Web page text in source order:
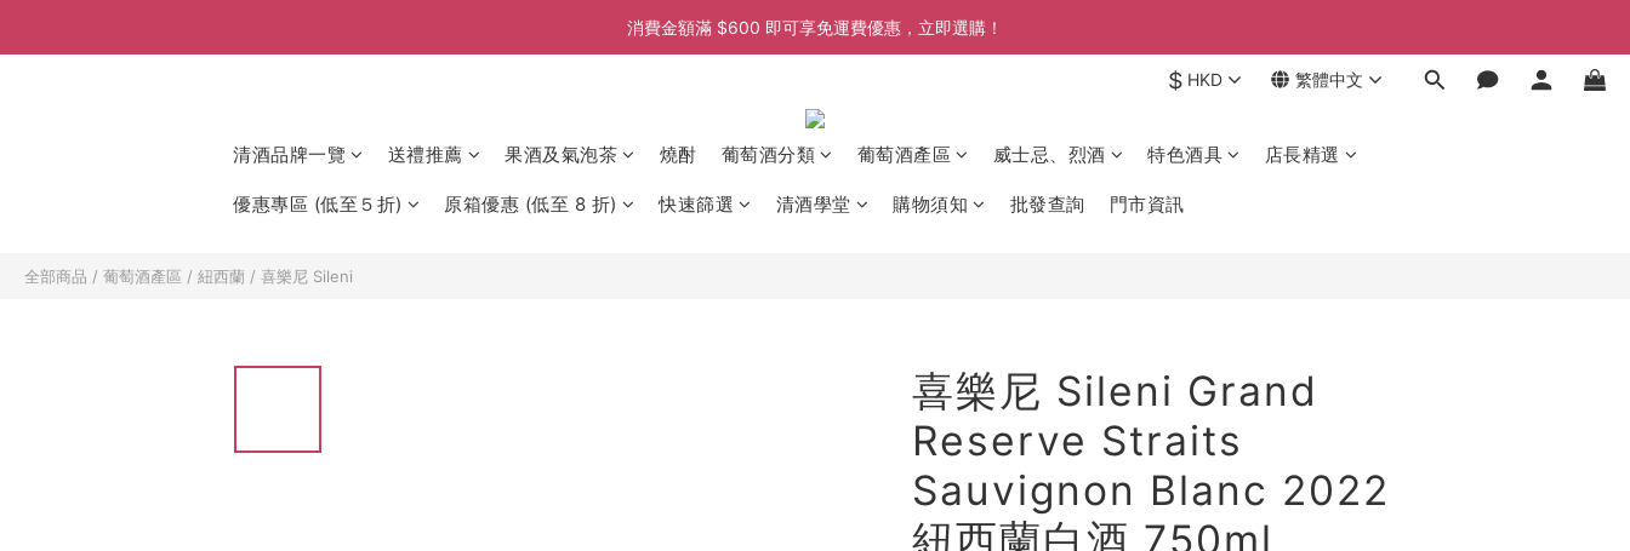
消費金額滿 $600 即可享免運費優惠，立即選購！
消費金額滿 $600 即可享免運費優惠，立即選購！
$ HKD 繁體中文
清酒品牌一覽 送禮推薦 果酒及氣泡茶 燒酎 葡萄酒分類 葡萄酒產區 威士忌、烈酒 特色酒具 店長精選
優惠專區 (低至５折) 原箱優惠 (低至 8 折) 快速篩選 清酒學堂 購物須知 批發查詢 門市資訊
全部商品 / 葡萄酒產區 / 紐西蘭 / 喜樂尼 Sileni
喜樂尼 Sileni Grand
Reserve Straits
Sauvignon Blanc 2022
紐西蘭白酒 750ml